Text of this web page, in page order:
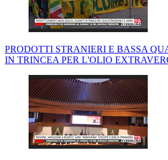
PRODOTTI STRANIERI E BASSA
IN TRINCEA PER L'OLIO